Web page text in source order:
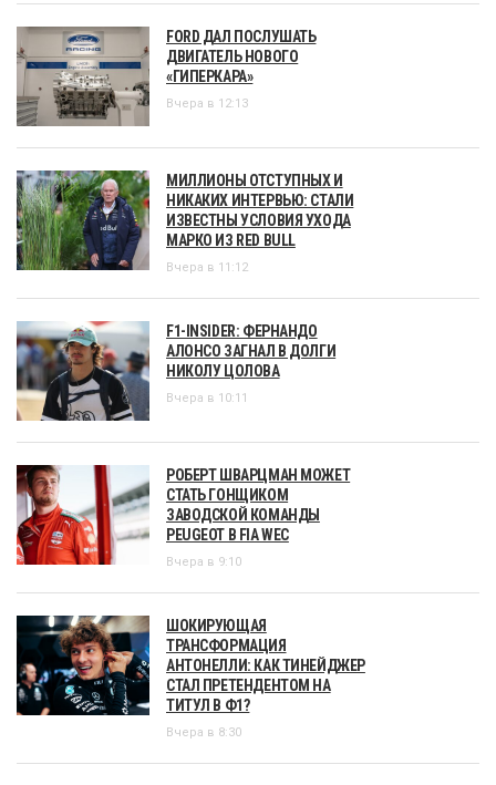
FORD ДАЛ ПОСЛУШАТЬ
ДВИГАТЕЛЬ НОВОГО
«ГИПЕРКАРА»
Вчера в 12:13
МИЛЛИОНЫ ОТСТУПНЫХ И
НИКАКИХ ИНТЕРВЬЮ: СТАЛИ
ИЗВЕСТНЫ УСЛОВИЯ УХОДА
МАРКО ИЗ RED BULL
Вчера в 11:12
F1-INSIDER: ФЕРНАНДО
АЛОНСО ЗАГНАЛ В ДОЛГИ
НИКОЛУ ЦОЛОВА
Вчера в 10:11
РОБЕРТ ШВАРЦМАН МОЖЕТ
СТАТЬ ГОНЩИКОМ
ЗАВОДСКОЙ КОМАНДЫ
PEUGEOT В FIA WEC
Вчера в 9:10
ШОКИРУЮЩАЯ
ТРАНСФОРМАЦИЯ
АНТОНЕЛЛИ: КАК ТИНЕЙДЖЕР
СТАЛ ПРЕТЕНДЕНТОМ НА
ТИТУЛ В Ф1?
Вчера в 8:30